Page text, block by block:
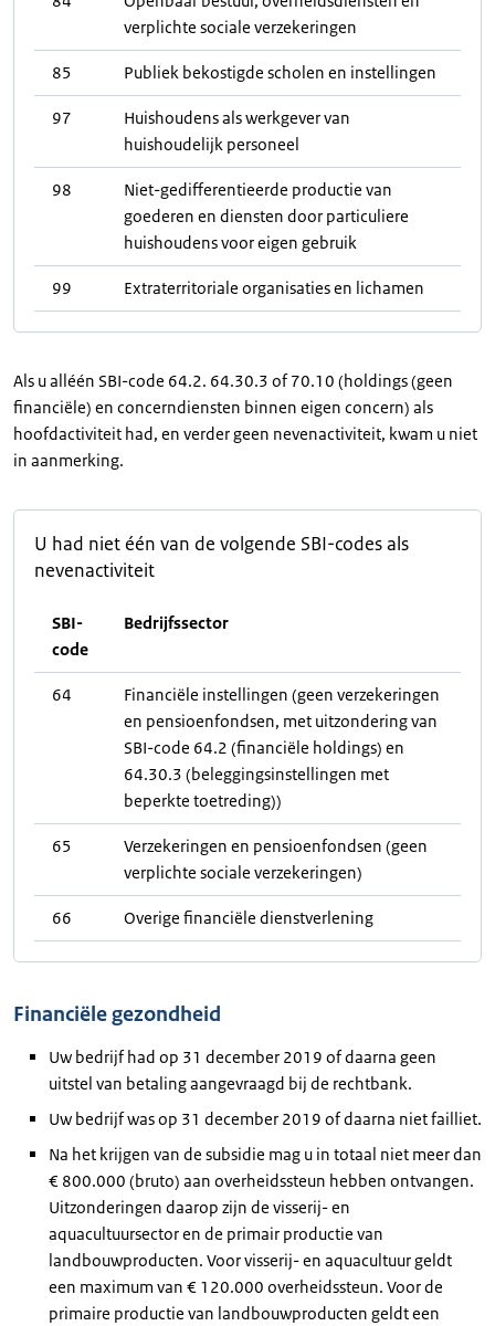
verplichte sociale verzekeringen
85 Publiek bekostigde scholen en instellingen
97
Huishoudens als werkgever van
huishoudelijk personeel
98
Niet-gedifferentieerde productie van
goederen en diensten door particuliere
huishoudens voor eigen gebruik
99 Extraterritoriale organisaties en lichamen
Als u alléén SBI-code 64.2. 64.30.3 of 70.10 (holdings (geen
financiële) en concerndiensten binnen eigen concern) als
hoofdactiviteit had, en verder geen nevenactiviteit, kwam u niet
in aanmerking.
U had niet één van de volgende SBI-codes als
nevenactiviteit
SBI-
code
Bedrijfssector
64
Financiële instellingen (geen verzekeringen
en pensioenfondsen, met uitzondering van
SBI-code 64.2 (financiële holdings) en
64.30.3 (beleggingsinstellingen met
beperkte toetreding))
65
Verzekeringen en pensioenfondsen (geen
verplichte sociale verzekeringen)
66 Overige financiële dienstverlening
Financiële gezondheid
Uw bedrijf had op 31 december 2019 of daarna geen
uitstel van betaling aangevraagd bij de rechtbank.
Uw bedrijf was op 31 december 2019 of daarna niet failliet.
Na het krijgen van de subsidie mag u in totaal niet meer dan
€ 800.000 (bruto) aan overheidssteun hebben ontvangen.
Uitzonderingen daarop zijn de visserij- en
aquacultuursector en de primair productie van
landbouwproducten. Voor visserij- en aquacultuur geldt
een maximum van € 120.000 overheidssteun. Voor de
primaire productie van landbouwproducten geldt een